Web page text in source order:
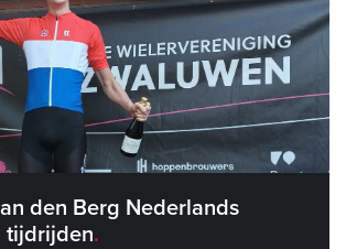
den Berg Nederlands
tijdrijden